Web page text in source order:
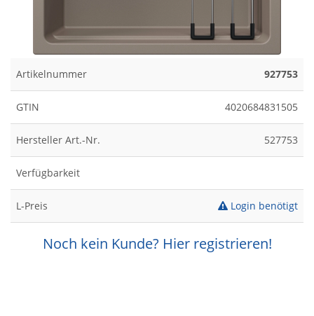
Artikelnummer 927753
GTIN 4020684831505
Hersteller Art.-Nr. 527753
Verfügbarkeit
L-Preis Login benötigt
Noch kein Kunde? Hier registrieren!